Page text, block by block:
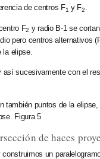
de centros F1 y F2.
F2 y radio B-1 se
pero centros alternativos
elipse.
sucesivamente con el
también puntos de la
Figura 5
de haces
un